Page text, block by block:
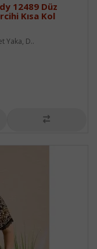
12489 Düz
Kısa Kol
Yaka, D..